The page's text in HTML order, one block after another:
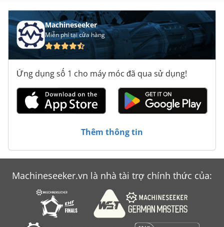
Machineseeker
Miễn phí tại cửa hàng
Ứng dụng số 1 cho máy móc đã qua sử dụng!
Thêm thông tin
Machineseeker.vn là nhà tài trợ chính thức của: